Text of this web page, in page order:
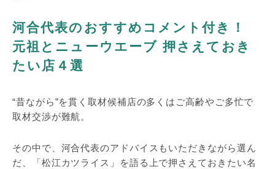
河合代表のおすすめコメント付き！
元祖とニューウエーブ 押さえておき
たい店４選
“昔ながら”を貫く取材候補店の多くはご高齢やご多忙で
取材交渉が難航。
その中で、河合代表のアドバイスもいただきながら選ん
だ、「松江カツライス」を語る上で押さえておきたい名